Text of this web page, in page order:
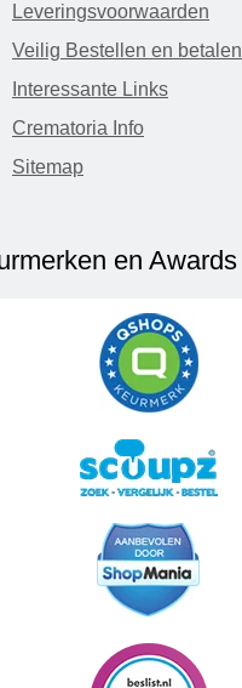
Leveringsvoorwaarden
Veilig Bestellen en betalen
Interessante Links
Crematoria Info
Sitemap
en Awards